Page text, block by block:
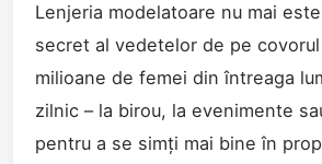
Lenjeria modelatoare nu mai
secret al vedetelor de pe
milioane de femei din întreaga
zilnic – la birou, la evenimente
pentru a se simți mai bine în